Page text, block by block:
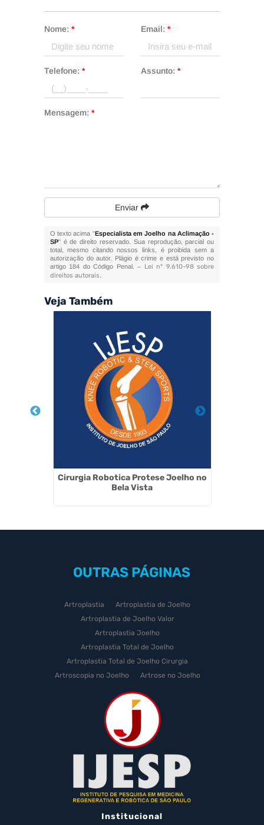
Nome: * Email: *
Telefone: * Assunto: *
Mensagem: *
Enviar
O texto acima "Especialista em Joelho na Aclimação -
SP" é de direito reservado. Sua reprodução, parcial ou
total, mesmo citando nossos links, é proibida sem a
autorização do autor. Plágio é crime e está previsto no
artigo 184 do Código Penal. – Lei n° 9.610-98 sobre
direitos autorais.
Veja Também
Cirurgia Robotica Protese Joelho no
Bela Vista
OUTRAS PÁGINAS
Artroplastia
Artroplastia de Joelho
Artroplastia de Joelho Valor
Artroplastia Joelho
Artroplastia Total de Joelho
Artroplastia Total de Joelho Cirurgia
Artroscopia no Joelho
Artrose no Joelho
Artrose no Joelho Cirurgia
Artrose no Joelho Tratamento
Celulas Tronco Joelho
Celula Tronco Esporte
Cirurgia Artroplastia de Joelho
Cirurgia Artroplastia Joelho
Cirurgia Artrose Joelho Preço
Cirurgia de Artroscopia no Joelho
Cirurgia de Cartilagem do Joelho
Cirurgia de Joelho com Prótese
Institucional